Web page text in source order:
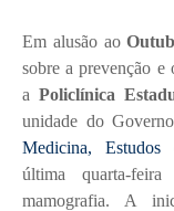
Em alusão ao
sobre a prevenção e
a Policlínica
unidade do
Medicina, Estudos
última quarta-
mamografia. A